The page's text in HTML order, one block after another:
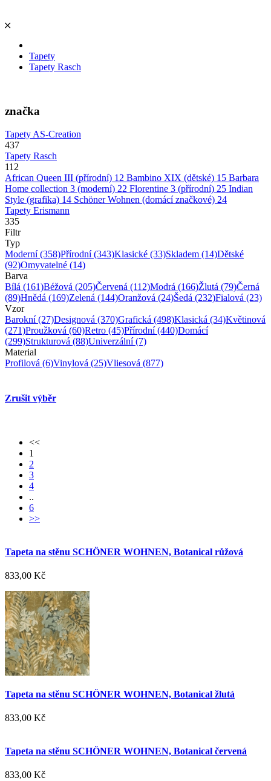
Tapety
Tapety Rasch
značka
Tapety AS-Creation
437
Tapety Rasch
112
African Queen III (přírodní) 12 Bambino XIX (dětské) 15 Barbara
Home collection 3 (moderní) 22 Florentine 3 (přírodní) 25 Indian
Style (grafika) 14 Schöner Wohnen (domácí značkové) 24
Tapety Erismann
335
Filtr
Typ
Moderní(358)Přírodní(343)Klasické (33)Skladem (14)Dětské
(92)Omyvatelné (14)
Barva
Bílá (161)Béžová (205)Červená (112)Modrá (166)Žlutá (79)Černá
(89)Hnědá (169)Zelená (144)Oranžová (24)Šedá (232)Fialová (23)
Vzor
Barokní(27)Designová (370)Grafická (498)Klasická (34)Květinová
(271)Proužková (60)Retro (45)Přírodní(440)Domácí
(299)Strukturová (88)Univerzální(7)
Material
Profilová (6)Vinylová (25)Vliesová (877)
Zrušit výběr
<<
1
2
3
4
..
6
>>
Tapeta na stěnu SCHÖNER WOHNEN, Botanical růžová
833,00 Kč
Tapeta na stěnu SCHÖNER WOHNEN, Botanical žlutá
833,00 Kč
Tapeta na stěnu SCHÖNER WOHNEN, Botanical červená
833,00 Kč